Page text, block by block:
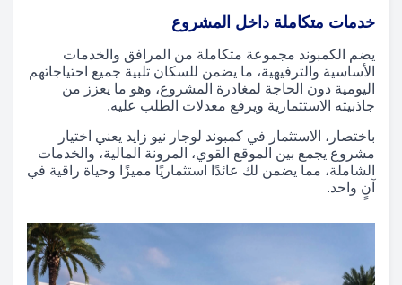
خدمات متكاملة داخل المشروع
يضم الكمبوند مجموعة متكاملة من المرافق والخدمات
الأساسية والترفيهية، ما يضمن للسكان تلبية جميع احتياجاتهم
اليومية دون الحاجة لمغادرة المشروع، وهو ما يعزز من
جاذبيته الاستثمارية ويرفع معدلات الطلب عليه.
باختصار، الاستثمار في كمبوند لوجار نيو زايد يعني اختيار
مشروع يجمع بين الموقع القوي، المرونة المالية، والخدمات
الشاملة، مما يضمن لك عائدًا استثماريًا مميزًا وحياة راقية في
آنٍ واحد.